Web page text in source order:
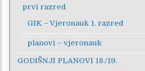
prvi razred
GIK – Vjeronauk 1. razred
planovi – vjeronauk
GODIŠNJI PLANOVI 18./19.